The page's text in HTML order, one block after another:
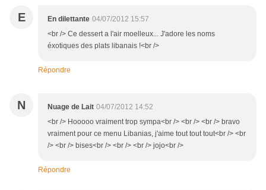
E En dilettante 04/07/2012 15:57
<br /> Ce dessert a l'air moelleux... J'adore les noms
éxotiques des plats libanais !<br />
Répondre
N Nuage de Lait 04/07/2012 14:52
<br /> Hooooo vraiment trop sympa<br /> <br /> <br /> bravo
vraiment pour ce menu Libanias, j'aime tout tout tout<br /> <br
/> <br /> bises<br /> <br /> <br /> jojo<br />
Répondre